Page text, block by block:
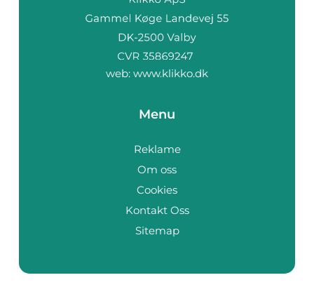
web: www.klikko.dk
Menu
Reklame
Om oss
Cookies
Kontakt Oss
Sitemap